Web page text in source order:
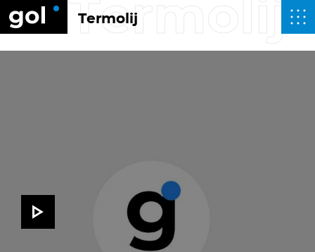
Termolij
Termolij